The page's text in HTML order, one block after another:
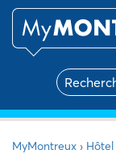
MyMontreux ›